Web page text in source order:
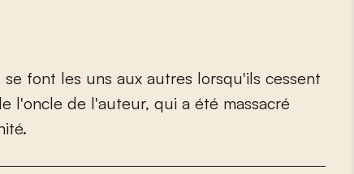
se font les uns aux autres lorsqu'ils cessent
e l'oncle de l'auteur, qui a été massacré
ité.